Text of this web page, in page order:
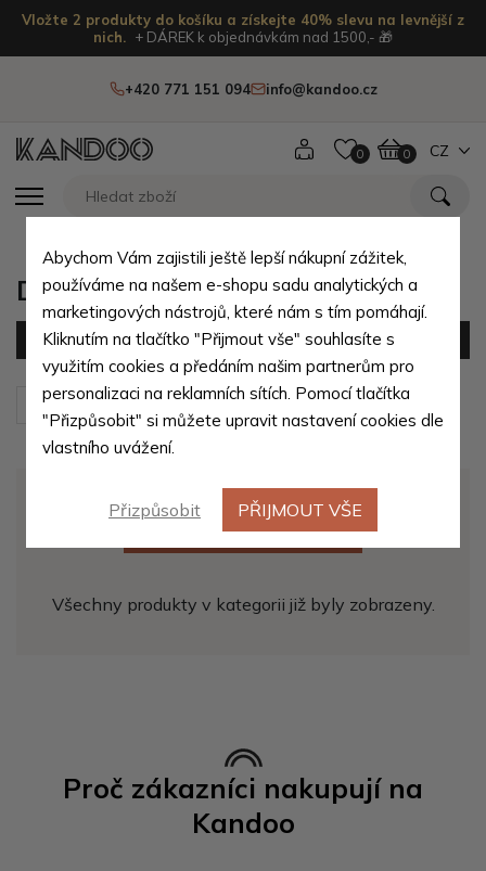
Vložte 2 produkty do košíku a získejte 40% slevu na levnější z
nich.
+ DÁREK k objednávkám nad 1500,- 🎁
+420 771 151 094 info@kandoo.cz
0 0 CZ
Dětské baleríny pro holky
Filtr (0 produktů)
Seřadit podle: Výchozí
ZOBRAZIT DALŠÍCH 20
Všechny produkty v kategorii již byly zobrazeny.
Proč zákazníci nakupují na
Kandoo
Abychom Vám zajistili ještě lepší nákupní zážitek,
používáme na našem e-shopu sadu analytických a
marketingových nástrojů, které nám s tím pomáhají.
Kliknutím na tlačítko "Přijmout vše" souhlasíte s
využitím cookies a předáním našim partnerům pro
personalizaci na reklamních sítích. Pomocí tlačítka
"Přizpůsobit" si můžete upravit nastavení cookies dle
vlastního uvážení.
Přizpůsobit PŘIJMOUT VŠE